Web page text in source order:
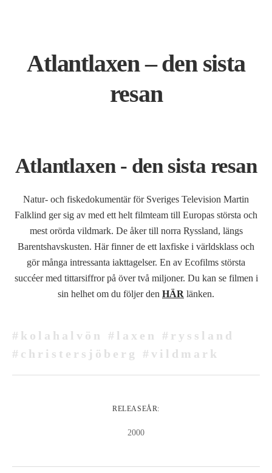
Atlantlaxen – den sista
resan
Atlantlaxen - den sista resan
Natur- och fiskedokumentär för Sveriges Television Martin
Falklind ger sig av med ett helt filmteam till Europas största och
mest orörda vildmark. De åker till norra Ryssland, längs
Barentshavskusten. Här finner de ett laxfiske i världsklass och
gör många intressanta iakttagelser. En av Ecofilms största
succéer med tittarsiffror på över två miljoner. Du kan se filmen i
sin helhet om du följer den HÄR länken.
#kolahalvön #laxen #ryssland
#christersjöberg #vildmark
RELEASEÅR:
2000